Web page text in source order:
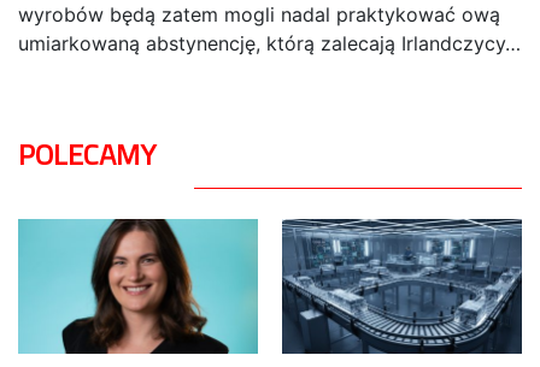
wyrobów będą zatem mogli nadal praktykować ową
umiarkowaną abstynencję, którą zalecają Irlandczycy…
POLECAMY